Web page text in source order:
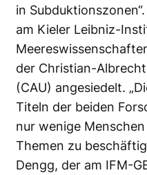
in
am Kieler Leibniz-
der Christian-
(CAU) angesiedelt.
Titeln der beiden
nur wenige
Themen zu
Dengg, der am IFM-